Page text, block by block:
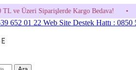
Kargo Bedava! • HOSGELDIN30
652 01 22 Web Site Destek Hattı : 0850